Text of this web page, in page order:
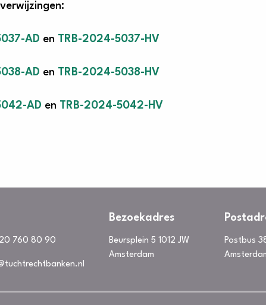
AD en TRB-2024-5037-HV
AD en TRB-2024-5038-HV
AD en TRB-2024-5042-HV
760 80 90
Bezoekadres
Beursplein 5 1012 JW
Amsterdam
Postbus